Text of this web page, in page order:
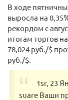
В ходе
выросла на
рекордом с
итогам торгов
78,024 руб./$
руб./$.
1sr, 23
suare Ваши